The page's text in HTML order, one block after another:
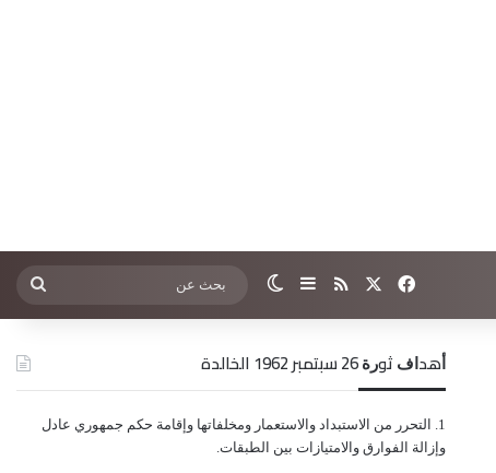
فيسبوك ملخص الموقع RSS
إضافة عمود جانبي
الوضع المظلم بحث
عن
ﺃﻫﺪﺍﻑ ﺛﻮﺭﺓ 26 ﺳﺒﺘﻤﺒﺮ 1962 الخالدة
ﺍﻟﺘﺤﺮﺭ ﻣﻦ ﺍﻻﺳﺘﺒﺪﺍﺩ ﻭﺍﻻﺳﺘﻌﻤﺎﺭ ﻭﻣﺨﻠﻔﺎﺗﻬﺎ ﻭﺇﻗﺎﻣﺔ ﺣﻜﻢ ﺟﻤﻬﻮﺭﻱ ﻋﺎﺩﻝ
ﻭﺇﺯﺍﻟﺔ ﺍﻟﻔﻮﺍﺭﻕ ﻭﺍﻻﻣﺘﻴﺎﺯﺍﺕ ﺑﻴﻦ ﺍﻟﻄﺒﻘﺎﺕ.